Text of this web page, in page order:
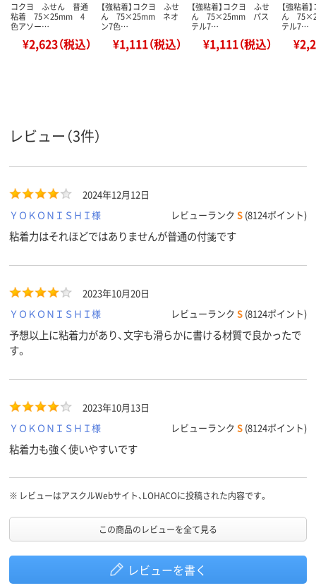
コクヨ ふせん 普通
粘着 75×25mm 4
色アソー…
¥2,623（税込）
【強粘着】コクヨ ふせ
ん 75×25mm ネオ
ン7色…
¥1,111（税込）
【強粘着】コクヨ ふせ
ん 75×25mm パス
テル7…
¥1,111（税込）
【強粘着
ん
テル7…
レビュー（3件）
2024年12月12日
ＹＯＫＯＮＩＳＨＩ様
レビューランク S (8124ポイント)
粘着力はそれほどではありませんが普通の付箋です
2023年10月20日
ＹＯＫＯＮＩＳＨＩ様
レビューランク S (8124ポイント)
予想以上に粘着力があり、文字も滑らかに書ける材質で良かったで
す。
2023年10月13日
ＹＯＫＯＮＩＳＨＩ様
レビューランク S (8124ポイント)
粘着力も強く使いやすいです
※ レビューはアスクルWebサイト、LOHACOに投稿された内容です。
この商品のレビューを全て見る
レビューを書く